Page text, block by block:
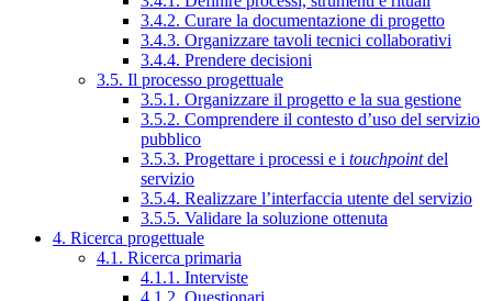
3.4.2. Curare la documentazione di progetto
3.4.3. Organizzare tavoli tecnici collaborativi
3.4.4. Prendere decisioni
3.5. Il processo progettuale
3.5.1. Organizzare il progetto e la sua gestione
3.5.2. Comprendere il contesto d’uso del servizio
pubblico
3.5.3. Progettare i processi e i touchpointdel
servizio
3.5.4. Realizzare l’interfaccia utente del servizio
3.5.5. Validare la soluzione ottenuta
4. Ricerca progettuale
4.1. Ricerca primaria
4.1.1. Interviste
4.1.2. Questionari